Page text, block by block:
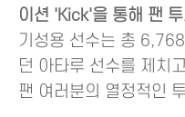
이션 'Kick'을 통해 팬
기성용 선수는 총
던 아타루 선수를 제치
팬 여러분의 열정적인